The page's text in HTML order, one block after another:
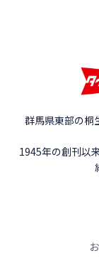
群馬県東部の桐
1945年の創刊以